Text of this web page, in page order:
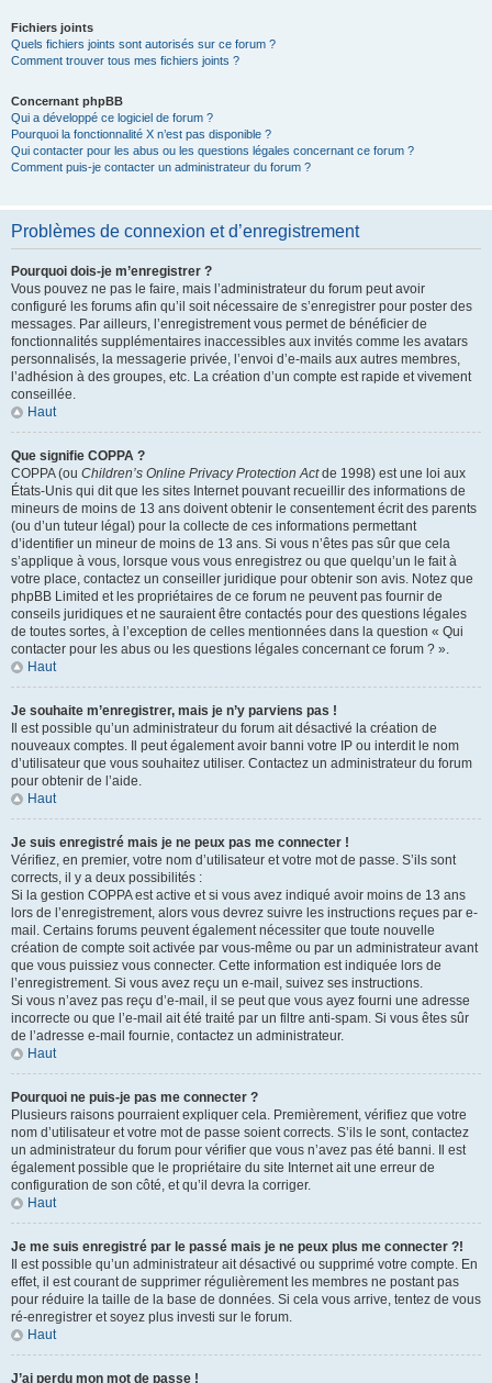
Fichiers joints
Quels fichiers joints sont autorisés sur ce forum ?
Comment trouver tous mes fichiers joints ?
Concernant phpBB
Qui a développé ce logiciel de forum ?
Pourquoi la fonctionnalité X n’est pas disponible ?
Qui contacter pour les abus ou les questions légales concernant ce forum ?
Comment puis-je contacter un administrateur du forum ?
Problèmes de connexion et d’enregistrement
Pourquoi dois-je m’enregistrer ?
Vous pouvez ne pas le faire, mais l’administrateur du forum peut avoir
configuré les forums afin qu’il soit nécessaire de s’enregistrer pour poster des
messages. Par ailleurs, l’enregistrement vous permet de bénéficier de
fonctionnalités supplémentaires inaccessibles aux invités comme les avatars
personnalisés, la messagerie privée, l’envoi d’e-mails aux autres membres,
l’adhésion à des groupes, etc. La création d’un compte est rapide et vivement
conseillée.
Haut
Que signifie COPPA ?
COPPA (ou Children’s Online Privacy Protection Actde 1998) est une loi aux
États-Unis qui dit que les sites Internet pouvant recueillir des informations de
mineurs de moins de 13 ans doivent obtenir le consentement écrit des parents
(ou d’un tuteur légal) pour la collecte de ces informations permettant
d’identifier un mineur de moins de 13 ans. Si vous n’êtes pas sûr que cela
s’applique à vous, lorsque vous vous enregistrez ou que quelqu’un le fait à
votre place, contactez un conseiller juridique pour obtenir son avis. Notez que
phpBB Limited et les propriétaires de ce forum ne peuvent pas fournir de
conseils juridiques et ne sauraient être contactés pour des questions légales
de toutes sortes, à l’exception de celles mentionnées dans la question « Qui
contacter pour les abus ou les questions légales concernant ce forum ? ».
Haut
Je souhaite m’enregistrer, mais je n’y parviens pas !
Il est possible qu’un administrateur du forum ait désactivé la création de
nouveaux comptes. Il peut également avoir banni votre IP ou interdit le nom
d’utilisateur que vous souhaitez utiliser. Contactez un administrateur du forum
pour obtenir de l’aide.
Haut
Je suis enregistré mais je ne peux pas me connecter !
Vérifiez, en premier, votre nom d’utilisateur et votre mot de passe. S’ils sont
corrects, il y a deux possibilités :
Si la gestion COPPA est active et si vous avez indiqué avoir moins de 13 ans
lors de l’enregistrement, alors vous devrez suivre les instructions reçues par e-
mail. Certains forums peuvent également nécessiter que toute nouvelle
création de compte soit activée par vous-même ou par un administrateur avant
que vous puissiez vous connecter. Cette information est indiquée lors de
l’enregistrement. Si vous avez reçu un e-mail, suivez ses instructions.
Si vous n’avez pas reçu d’e-mail, il se peut que vous ayez fourni une adresse
incorrecte ou que l’e-mail ait été traité par un filtre anti-spam. Si vous êtes sûr
de l’adresse e-mail fournie, contactez un administrateur.
Haut
Pourquoi ne puis-je pas me connecter ?
Plusieurs raisons pourraient expliquer cela. Premièrement, vérifiez que votre
nom d’utilisateur et votre mot de passe soient corrects. S’ils le sont, contactez
un administrateur du forum pour vérifier que vous n’avez pas été banni. Il est
également possible que le propriétaire du site Internet ait une erreur de
configuration de son côté, et qu’il devra la corriger.
Haut
Je me suis enregistré par le passé mais je ne peux plus me connecter ?!
Il est possible qu’un administrateur ait désactivé ou supprimé votre compte. En
effet, il est courant de supprimer régulièrement les membres ne postant pas
pour réduire la taille de la base de données. Si cela vous arrive, tentez de vous
ré-enregistrer et soyez plus investi sur le forum.
Haut
J’ai perdu mon mot de passe !